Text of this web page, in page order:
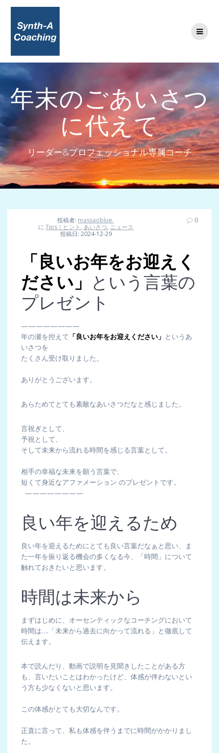
プ
年末のごあいさつ
に代えて
リーダー&プロフェッショナル専属コーチ
投稿者: massaoblue.
にTips｜ヒント ,あいさつ, ニュース
投稿日: 2024-12-29
0
「良いお年をお迎えく
ださい」 という言葉の
プレゼント
————————
年の瀬を控えて 「良いお年をお迎えください」 というあ
いさつを
たくさん受け取りました。
ありがとうございます。
あらためてとても素敵なあいさつだなと感じました。
言祝ぎとして、
予祝として、
そして未来から流れる時間を感じる言葉として。
相手の幸福な未来を願う言葉で、
短くて身近なアファメーション のプレゼントです。
————————
良い年を迎えるため
良い年を迎えるためにとても良い言葉だなぁと思い、ま
た一年を振り返る機会の多くなる今、「時間」について
触れておきたいと思います。
時間は未来から
まずはじめに、オーセンティックなコーチングにおいて
時間は….「未来から過去に向かって流れる」と徹底して
伝えます。
本で読んだり、動画で説明を見聞きしたことがある方
も、言いたいことはわかったけど、体感が伴わないとい
う方も少なくないと思います。
この体感がとても大切なんです。
正直に言って、私も体感を伴うまでに時間がかかりまし
た。